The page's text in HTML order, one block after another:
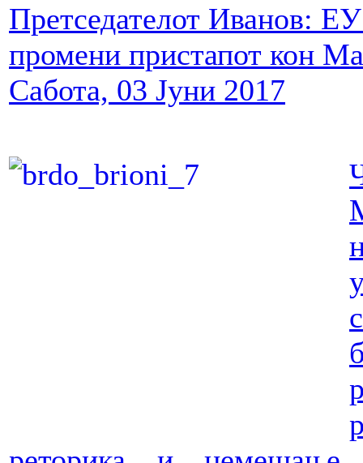
Претседателот Иванов:
промени пристапот кон
Сабота, 03 Јуни 2017